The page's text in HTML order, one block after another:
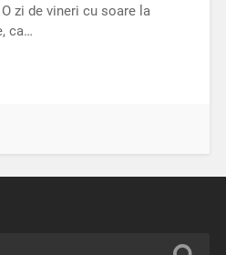
zi de vineri cu soare la
ca…